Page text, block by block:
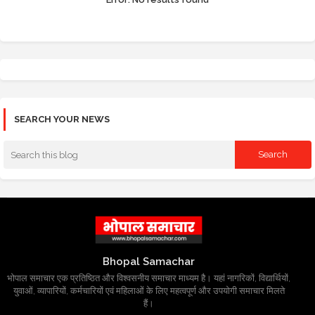
SEARCH YOUR NEWS
Bhopal Samachar
भोपाल समाचार एक प्रतिष्ठित और विश्वसनीय समाचार माध्यम है। यहां नागरिकों, विद्यार्थियों,
युवाओं, व्यापारियों, कर्मचारियों एवं महिलाओं के लिए महत्वपूर्ण और उपयोगी समाचार मिलते
हैं।